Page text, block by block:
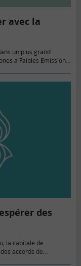
avec la
un plus grand
à Faibles Émissions
des
la capitale de
accords de